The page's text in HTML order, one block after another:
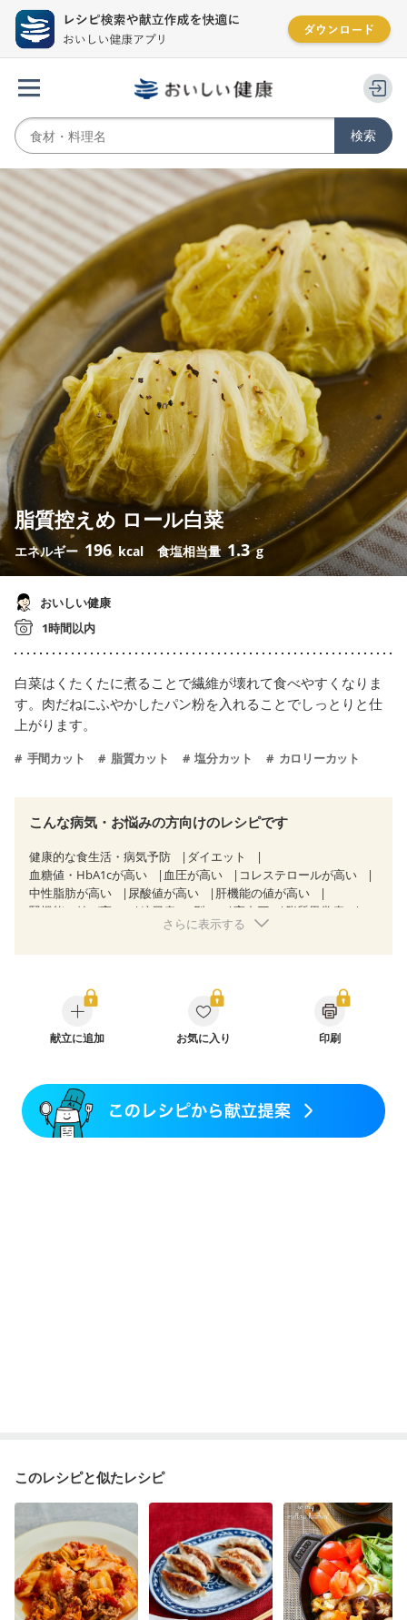
脂質控えめ ロール白菜
エネルギー 196 kcal 食塩相当量1.3 g
おいしい健康
1時間以内
白菜はくたくたに煮ることで繊維が壊れて食べやすくなりま
す。肉だねにふやかしたパン粉を入れることでしっとりと仕
上がります。
手間カット 脂質カット 塩分カット カロリーカット
こんな病気・お悩みの方向けのレシピです
健康的な食生活・病気予防
ダイエット
血糖値・HbA1cが高い
血圧が高い
コレステロールが高い
中性脂肪が高い
尿酸値が高い
肝機能の値が高い
腎機能の値が高い
糖尿病（2型） 高血圧
脂質異常症
狭心症 心筋梗塞
糖尿病性腎症（第１期）
糖尿病性腎症（第２期）
糖尿病性腎症（第３期）
CKD（ステージ１）
CKD（ステージ２）
乳がん（抗がん剤治療中）
胃がん（抗がん剤治療中）
胃がん治療を終えた方・経過観察中の方
大腸がん治療を終えた方・経過観察中の方
さらに表示する
献立に追加 お気に入り 印刷
このレシピと似たレシピ